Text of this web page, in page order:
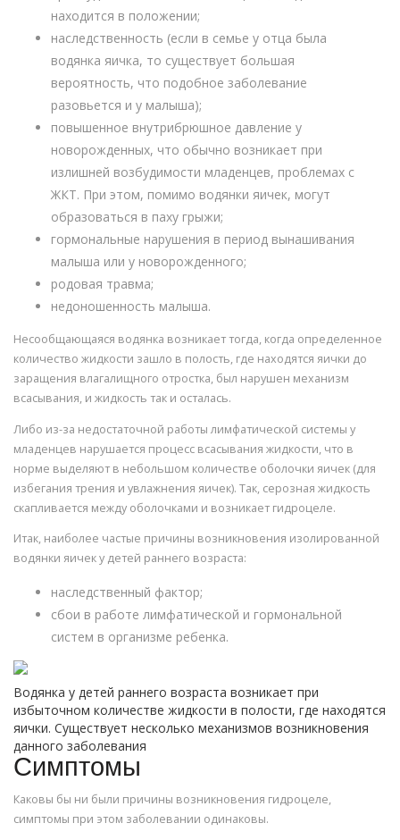
находится в положении;
наследственность (если в семье у отца была
водянка яичка, то существует большая
вероятность, что подобное заболевание
разовьется и у малыша);
повышенное внутрибрюшное давление у
новорожденных, что обычно возникает при
излишней возбудимости младенцев, проблемах с
ЖКТ. При этом, помимо водянки яичек, могут
образоваться в паху грыжи;
гормональные нарушения в период вынашивания
малыша или у новорожденного;
родовая травма;
недоношенность малыша.
Несообщающаяся водянка возникает тогда, когда определенное
количество жидкости зашло в полость, где находятся яички до
заращения влагалищного отростка, был нарушен механизм
всасывания, и жидкость так и осталась.
Либо из-за недостаточной работы лимфатической системы у
младенцев нарушается процесс всасывания жидкости, что в
норме выделяют в небольшом количестве оболочки яичек (для
избегания трения и увлажнения яичек). Так, серозная жидкость
скапливается между оболочками и возникает гидроцеле.
Итак, наиболее частые причины возникновения изолированной
водянки яичек у детей раннего возраста:
наследственный фактор;
сбои в работе лимфатической и гормональной
систем в организме ребенка.
Водянка у детей раннего возраста возникает при
избыточном количестве жидкости в полости, где находятся
яички. Существует несколько механизмов возникновения
данного заболевания
Симптомы
Каковы бы ни были причины возникновения гидроцеле,
симптомы при этом заболевании одинаковы.